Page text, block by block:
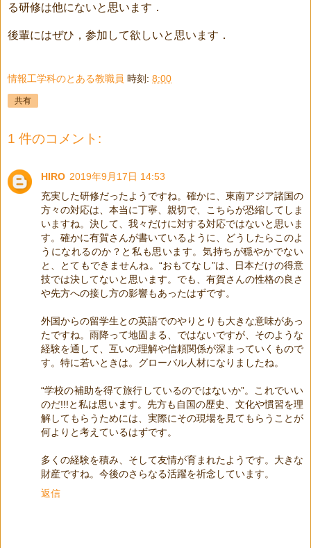
る研修は他にないと思います．
後輩にはぜひ，参加して欲しいと思います．
情報工学科のとある教職員 時刻: 8:00
共有
1 件のコメント:
HIRO 2019年9月17日 14:53
充実した研修だったようですね。確かに、東南アジア諸国の
方々の対応は、本当に丁寧、親切で、こちらが恐縮してしま
いますね。決して、我々だけに対する対応ではないと思いま
す。確かに有賀さんが書いているように、どうしたらこのよ
うになれるのか？と私も思います。気持ちが穏やかでない
と、とてもできませんね。“おもてなし”は、日本だけの得意
技では決してないと思います。でも、有賀さんの性格の良さ
や先方への接し方の影響もあったはずです。
外国からの留学生との英語でのやりとりも大きな意味があっ
たですね。雨降って地固まる、ではないですが、そのような
経験を通して、互いの理解や信頼関係が深まっていくもので
す。特に若いときは。グローバル人材になりましたね。
“学校の補助を得て旅行しているのではないか”。これでいい
のだ!!!と私は思います。先方も自国の歴史、文化や慣習を理
解してもらうためには、実際にその現場を見てもらうことが
何よりと考えているはずです。
多くの経験を積み、そして友情が育まれたようです。大きな
財産ですね。今後のさらなる活躍を祈念しています。
返信